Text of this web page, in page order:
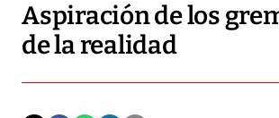
Aspiración de los
de la realidad